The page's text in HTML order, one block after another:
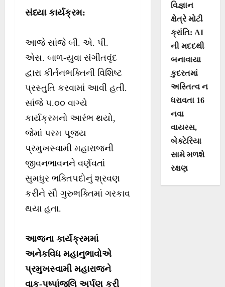
સંધ્યા કાર્યક્રમ:
આજે સાંજે બી. એ. પી.
એસ. બાળ-યુવા સંગીતવૃંદ
દ્વારા કીર્તનભક્તિની વિશિષ્ટ
પ્રસ્તુતિ કરવામાં આવી હતી.
સાંજે ૫.૦૦ વાગ્યે
કાર્યક્રમનો આરંભ થયો,
જેમાં પરમ પૂજ્ય
પ્રમુખસ્વામી મહારાજની
જીવનભાવનને વર્ણવતાં
સુમધુર ભક્તિપદોનું શ્રવણ
કરીને સૌ ગુરુભક્તિમાં ગરકાવ
થયા હતા.
આજના કાર્યક્રમમાં
અનેકવિધ મહાનુભાવોએ
પ્રમુખસ્વામી મહારાજને
વાક-પુષ્પાંજલિ અર્પણ કરી
વિજ્ઞાન
ક્ષેત્રે મોટી
ક્રાંતિ: AI
ની મદદથી
બનાવાયા
કુદરતમાં
અસ્તિત્વ ન
ધરાવતા 16
નવા
વાયરસ,
બેક્ટેરિયા
સામે મળશે
રક્ષણ